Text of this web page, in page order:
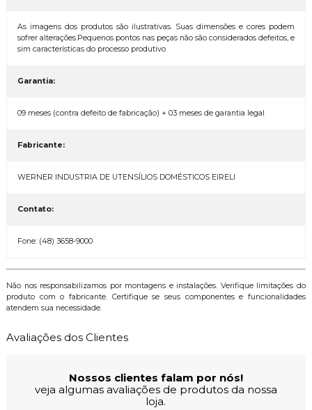
As imagens dos produtos são ilustrativas. Suas dimensões e cores podem
sofrer alterações.Pequenos pontos nas peças não são considerados defeitos, e
sim características do processo produtivo
Garantia:
09 meses (contra defeito de fabricação) + 03 meses de garantia legal
Fabricante:
WERNER INDUSTRIA DE UTENSÍLIOS DOMÉSTICOS EIRELI
Contato:
Fone: (48) 3658-9000
Não nos responsabilizamos por montagens e instalações. Verifique limitações do
produto com o fabricante. Certifique se seus componentes e funcionalidades
atendem sua necessidade.
Avaliações dos Clientes
Nossos clientes falam por nós!
veja algumas avaliações de produtos da nossa
loja.